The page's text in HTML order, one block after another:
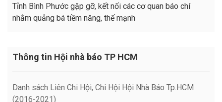
Tỉnh Bình Phước gặp gỡ, kết nối các cơ quan báo chí
nhằm quảng bá tiềm năng, thế mạnh
Thông tin Hội nhà báo TP HCM
Danh sách Liên Chi Hội, Chi Hội Hội Nhà Báo Tp.HCM
(2016-2021)